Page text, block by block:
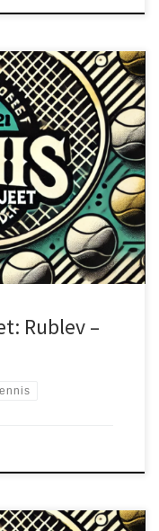
puolivälierässä
De Minaur (ranking 8).
joten ottelupari on
yliote. Nopea
pelaa
luottaa
uusi
eduilla! Pelaajien
pelaaja, joka hallitsee
pelillään. Hänen
mutta hänen
tiukoissa
Rublev –